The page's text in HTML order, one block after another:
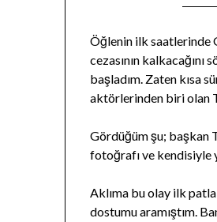
Öğlenin ilk saatlerinde
cezasının
başladım. Zaten kısa
aktörlerinden biri olan
Gördüğüm şu; başkan
fotoğrafı ve kendisiyle
Aklıma bu olay ilk
dostumu aramıştım.